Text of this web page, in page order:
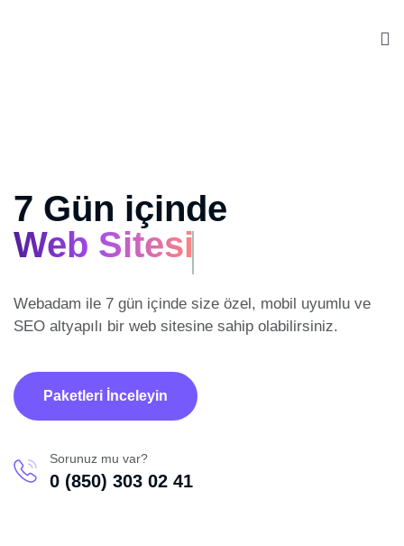
7 Gün içinde
Web Sitesi
Webadam ile 7 gün içinde size özel, mobil uyumlu ve
SEO altyapılı bir web sitesine sahip olabilirsiniz.
Paketleri İnceleyin
Sorunuz mu var?
0 (850) 303 02 41